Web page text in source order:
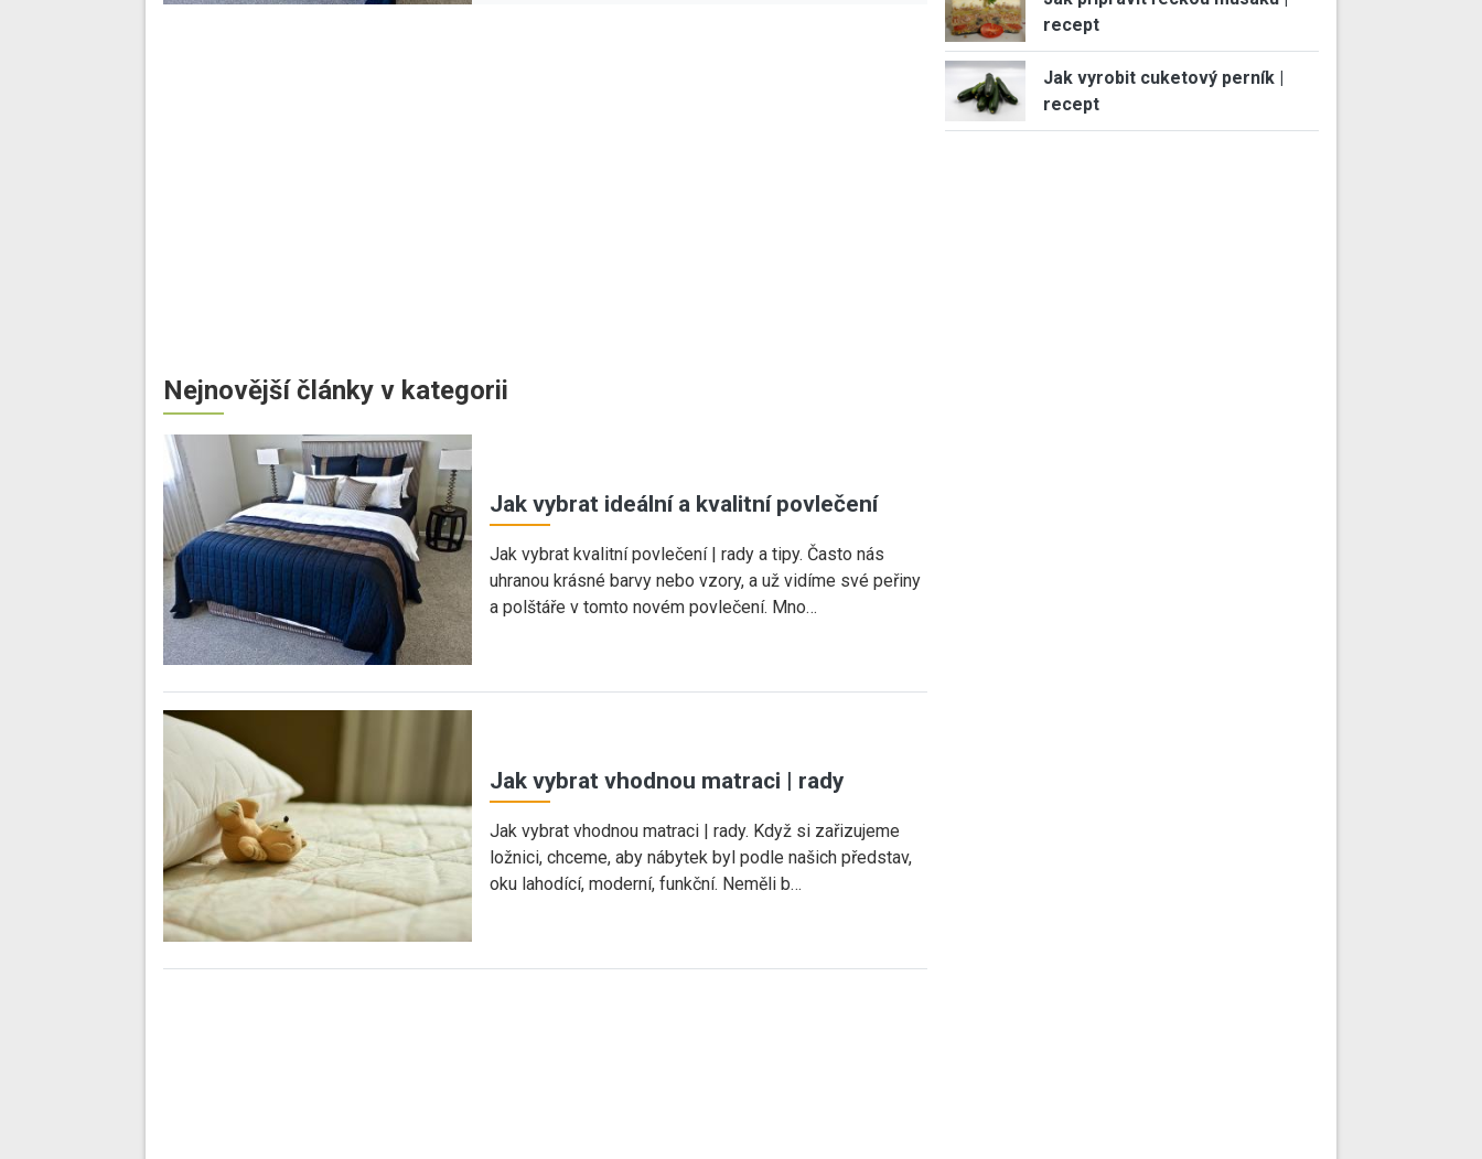
Nejnovější články v kategorii
Jak vybrat ideální a kvalitní povlečení
Jak vybrat kvalitní povlečení | rady a tipy. Často nás
uhranou krásné barvy nebo vzory, a už vidíme své peřiny
a polštáře v tomto novém povlečení. Mno…
Jak vybrat vhodnou matraci | rady
Jak vybrat vhodnou matraci | rady. Když si zařizujeme
ložnici, chceme, aby nábytek byl podle našich představ,
oku lahodící, moderní, funkční. Neměli b…
recept
Jak vyrobit cuketový perník |
recept